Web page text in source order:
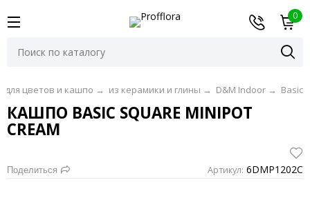
0
для цветов и кашпо → из керамики и глины → D&M Indoor → Basic
КАШПО BASIC SQUARE MINIPOT
CREAM
Поделиться Артикул: 6DMP1202C